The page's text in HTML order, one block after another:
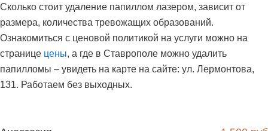
Сколько стоит удаление папиллом лазером, зависит от
размера, количества тревожащих образований.
Ознакомиться с ценовой политикой на услуги можно на
странице цены, а где в Ставрополе можно удалить
папилломы – увидеть на карте на сайте: ул. Лермонтова,
131. Работаем без выходных.